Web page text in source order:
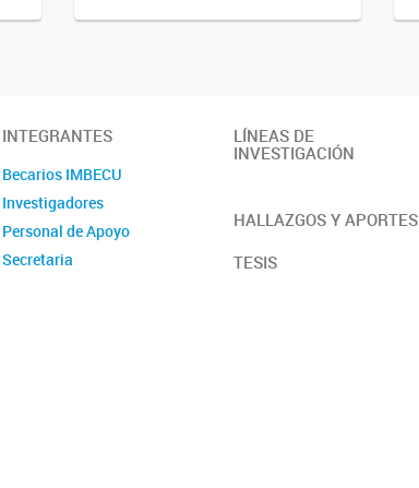
INTEGRANTES
Becarios IMBECU
Investigadores
Personal de Apoyo
Secretaria
LÍNEAS DE
INVESTIGACIÓN
HALLAZGOS Y APORTES
TESIS